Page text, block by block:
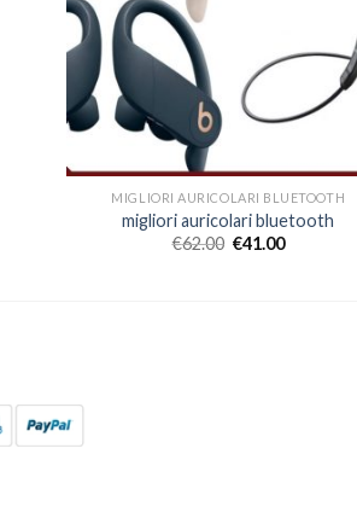
MIGLIORI AURICOLARI BLUETOOTH
migliori auricolari bluetooth
€62.00 €41.00